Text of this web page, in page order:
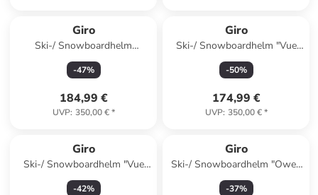
Giro
Ski-/ Snowboardhelm
"Vueips" in Hellgrau
-47%
184,99 €
UVP: 350,00 €*
Giro
Ski-/ Snowboardhelm "Vue
Mips" in Grau
-50%
174,99 €
UVP: 350,00 €*
Giro
Ski-/ Snowboardhelm "Vue
Mips" in Schwarz
-42%
Giro
Ski-/ Snowboardhelm "Owen
Spherical" in Hellgrün
-37%